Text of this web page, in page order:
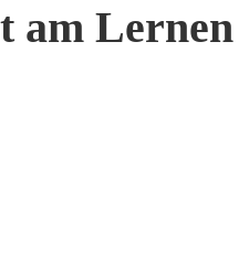
am Lernen